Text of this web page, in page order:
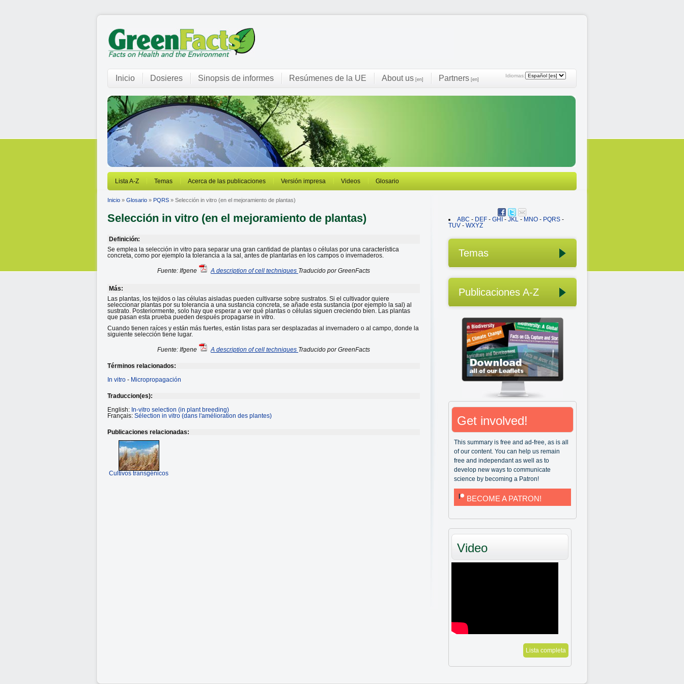
Idiomas:
Inicio Dosieres Sinopsis de informes Resúmenes de la UE About us [en] Partners [en]
Lista A-Z Temas Acerca de las publicaciones Versión impresa Videos Glosario
Inicio » Glosario » PQRS » Selección in vitro (en el mejoramiento de plantas)
Selección in vitro (en el mejoramiento de plantas)
Definición:
Se emplea la selección in vitro para separar una gran cantidad de plantas o células por una característica
concreta, como por ejemplo la tolerancia a la sal, antes de plantarlas en los campos o invernaderos.
Fuente: Ifgene A description of cell techniques Traducido por GreenFacts
Más:
Las plantas, los tejidos o las células aisladas pueden cultivarse sobre sustratos. Si el cultivador quiere
seleccionar plantas por su tolerancia a una sustancia concreta, se añade esta sustancia (por ejemplo la sal) al
sustrato. Posteriormente, solo hay que esperar a ver qué plantas o células siguen creciendo bien. Las plantas
que pasan esta prueba pueden después propagarse in vitro.
Cuando tienen raíces y están más fuertes, están listas para ser desplazadas al invernadero o al campo, donde la
siguiente selección tiene lugar.
Fuente: Ifgene A description of cell techniques Traducido por GreenFacts
Términos relacionados:
In vitro - Micropropagación
Traduccion(es):
English: In-vitro selection (in plant breeding)
Français: Sélection in vitro (dans l'amélioration des plantes)
Publicaciones relacionadas:
Cultivos transgénicos
ABC - DEF - GHI - JKL - MNO - PQRS -
TUV - WXYZ
Temas
Publicaciones A-Z
Get involved!
This summary is free and ad-free, as is all
of our content. You can help us remain
free and independant as well as to
develop new ways to communicate
science by becoming a Patron!
BECOME A PATRON!
Video
Lista completa